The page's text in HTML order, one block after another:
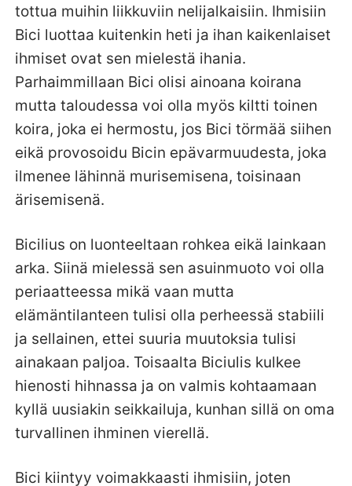
tottua muihin liikkuviin nelijalkaisiin. Ihmisiin
Bici luottaa kuitenkin heti ja ihan kaikenlaiset
ihmiset ovat sen mielestä ihania.
Parhaimmillaan Bici olisi ainoana koirana
mutta taloudessa voi olla myös kiltti toinen
koira, joka ei hermostu, jos Bici törmää siihen
eikä provosoidu Bicin epävarmuudesta, joka
ilmenee lähinnä murisemisena, toisinaan
ärisemisenä.
Bicilius on luonteeltaan rohkea eikä lainkaan
arka. Siinä mielessä sen asuinmuoto voi olla
periaatteessa mikä vaan mutta
elämäntilanteen tulisi olla perheessä stabiili
ja sellainen, ettei suuria muutoksia tulisi
ainakaan paljoa. Toisaalta Biciulis kulkee
hienosti hihnassa ja on valmis kohtaamaan
kyllä uusiakin seikkailuja, kunhan sillä on oma
turvallinen ihminen vierellä.
Bici kiintyy voimakkaasti ihmisiin, joten